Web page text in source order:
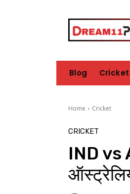
Blog Cricket
Home Cricket
CRICKET
IND vs